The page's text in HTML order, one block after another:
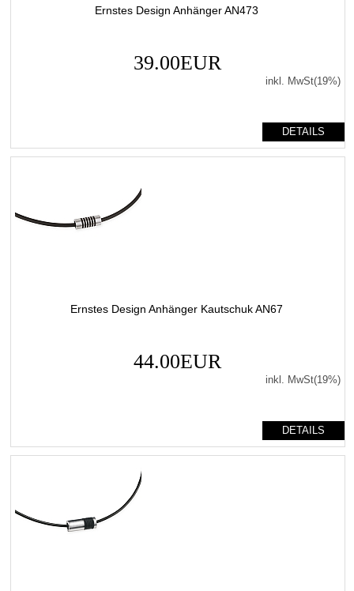
Ernstes Design Anhänger AN473
39.00EUR
inkl. MwSt(19%)
DETAILS
Ernstes Design Anhänger Kautschuk AN67
44.00EUR
inkl. MwSt(19%)
DETAILS